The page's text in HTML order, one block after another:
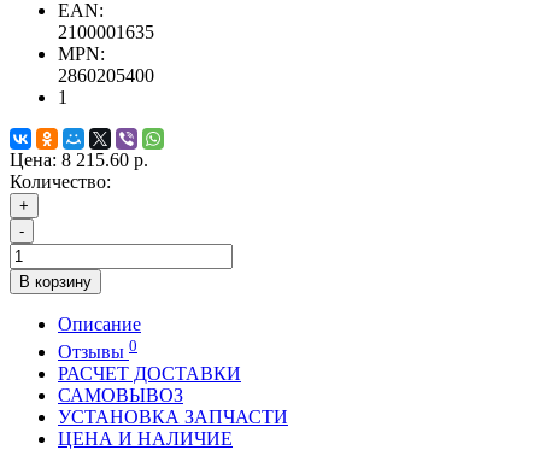
EAN:
2100001635
MPN:
2860205400
1
Цена: 8 215.60 р.
Количество:
+
-
В корзину
Описание
Отзывы 0
РАСЧЕТ ДОСТАВКИ
САМОВЫВОЗ
УСТАНОВКА ЗАПЧАСТИ
ЦЕНА И НАЛИЧИЕ